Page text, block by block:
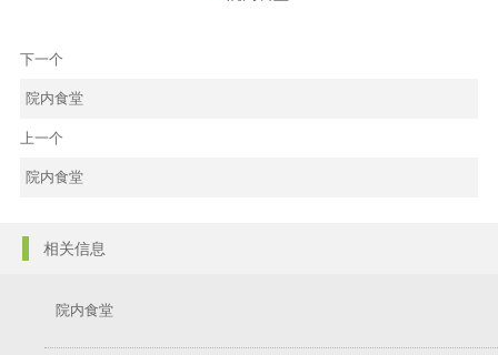
下一个
院内食堂
上一个
院内食堂
相关信息
院内食堂